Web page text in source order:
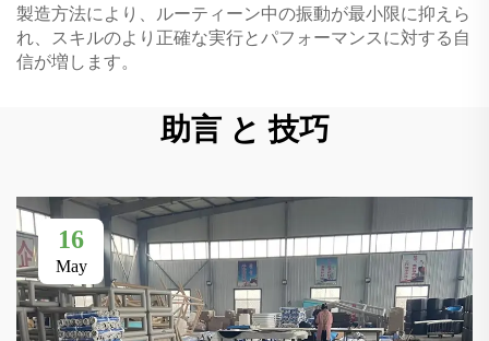
製造方法により、ルーティーン中の振動が最小限に抑えら
れ、スキルのより正確な実行とパフォーマンスに対する自
信が増します。
助言 と 技巧
16
May